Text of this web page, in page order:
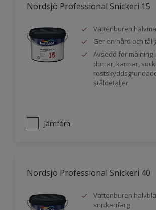
Nordsjö Professional Snickeri 15
Vattenburen
Ger en hård och
Avsedd för målning
dörrar, karmar,
ståldetaljer
Jämföra
Nordsjö Professional Snickeri 40
Vattenburen
snickerifärg